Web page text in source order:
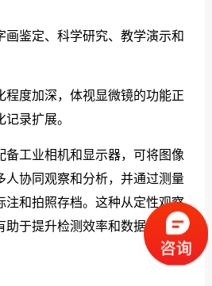
画鉴定、科学研究、教学演示和
程度加深，体视显微镜的功能正
录扩展。
备工业相机和显示器，可将图像
人协同观察和分析，并通过测量
注和拍照存档。这种从定性观察
助于提升检测效率和数据可追溯